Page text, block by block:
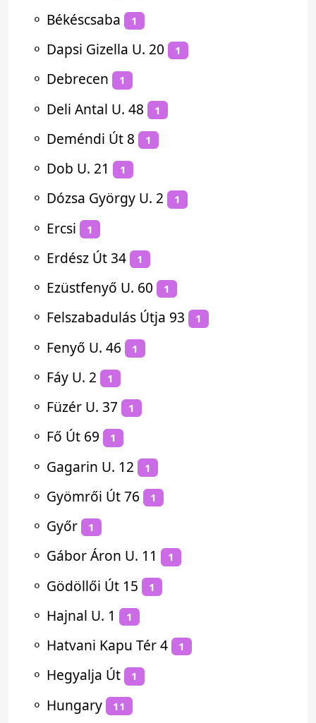
⚬ Békéscsaba 1
⚬ Dapsi Gizella U. 20 1
⚬ Debrecen 1
⚬ Deli Antal U. 48 1
⚬ Deméndi Út 8 1
⚬ Dob U. 21 1
⚬ Dózsa György U. 2 1
⚬ Ercsi 1
⚬ Erdész Út 34 1
⚬ Ezüstfenyő U. 60 1
⚬ Felszabadulás Útja 93 1
⚬ Fenyő U. 46 1
⚬ Fáy U. 2 1
⚬ Füzér U. 37 1
⚬ Fő Út 69 1
⚬ Gagarin U. 12 1
⚬ Gyömrői Út 76 1
⚬ Győr 1
⚬ Gábor Áron U. 11 1
⚬ Gödöllői Út 15 1
⚬ Hajnal U. 1 1
⚬ Hatvani Kapu Tér 4 1
⚬ Hegyalja Út 1
⚬ Hungary 11